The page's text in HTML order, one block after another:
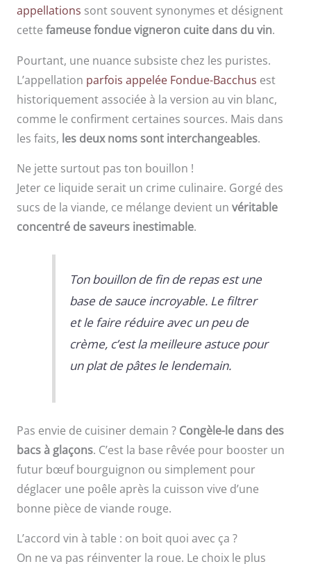
appellations sont souvent synonymes et désignent
cette fameuse fondue vigneron cuite dans du vin.
Pourtant, une nuance subsiste chez les puristes.
L’appellation parfois appelée Fondue-Bacchus est
historiquement associée à la version au vin blanc,
comme le confirment certaines sources. Mais dans
les faits, les deux noms sont interchangeables.
Ne jette surtout pas ton bouillon !
Jeter ce liquide serait un crime culinaire. Gorgé des
sucs de la viande, ce mélange devient un véritable
concentré de saveurs inestimable.
Ton bouillon de fin de repas est une
base de sauce incroyable. Le filtrer
et le faire réduire avec un peu de
crème, c’est la meilleure astuce pour
un plat de pâtes le lendemain.
Pas envie de cuisiner demain ? Congèle-le dans des
bacs à glaçons. C’est la base rêvée pour booster un
futur bœuf bourguignon ou simplement pour
déglacer une poêle après la cuisson vive d’une
bonne pièce de viande rouge.
L’accord vin à table : on boit quoi avec ça ?
On ne va pas réinventer la roue. Le choix le plus